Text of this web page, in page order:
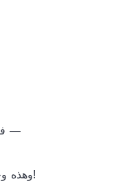
فالمعرفة — إن خلت من أي خطأ صغير —
وهذه وحدها — حقيقة مطلقة تستحق أن تُدرك!